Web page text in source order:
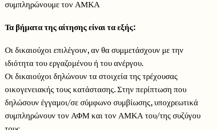
συμπληρώνουμε τον ΑΜΚΑ
Τα βήματα της αίτησης είναι τα εξής:
Οι δικαιούχοι επιλέγουν, αν θα συμμετάσχουν με την
ιδιότητα του εργαζομένου ή του ανέργου.
Οι δικαιούχοι δηλώνουν τα στοιχεία της τρέχουσας
οικογενειακής τους κατάστασης. Στην περίπτωση που
δηλώσουν έγγαμοι/σε σύμφωνο συμβίωσης, υποχρεωτικά
συμπληρώνουν τον ΑΦΜ και τον ΑΜΚΑ του/της συζύγου